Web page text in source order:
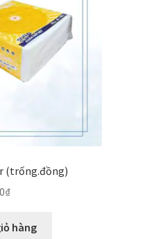
(trống.đồng)
₫
hàng